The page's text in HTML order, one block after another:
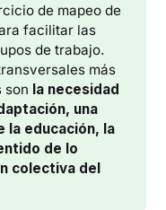
de mapeo de
facilitar las
de trabajo.
más
son la necesidad
una
la educación, la
de lo
colectiva del